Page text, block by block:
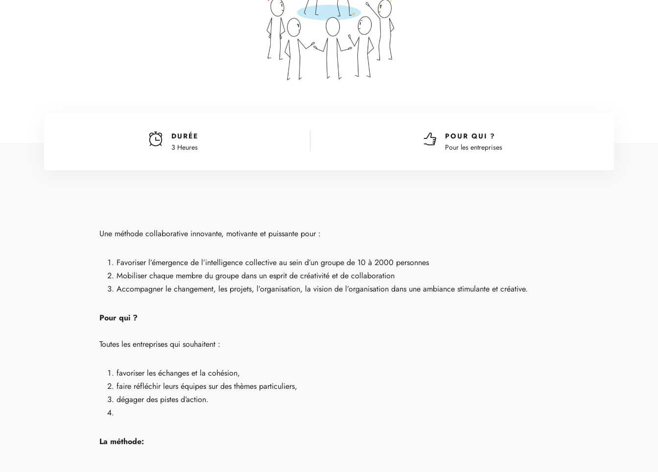
DURÉE
3 Heures
POUR QUI ?
Pour les entreprises
Une méthode collaborative innovante, motivante et puissante pour :
Favoriser l’émergence de l’intelligence collective au sein d’un groupe de 10 à 2000 personnes
Mobiliser chaque membre du groupe dans un esprit de créativité et de collaboration
Accompagner le changement, les projets, l’organisation, la vision de l’organisation dans une ambiance stimulante et créative.
Pour qui ?
Toutes les entreprises qui souhaitent :
favoriser les échanges et la cohésion,
faire réfléchir leurs équipes sur des thèmes particuliers,
dégager des pistes d’action.
La méthode: